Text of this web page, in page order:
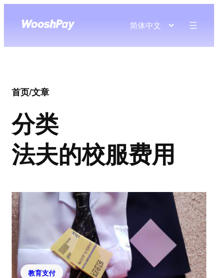
简体中文
首页/文章
分类
法夫的校服费用
教育支付